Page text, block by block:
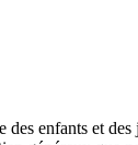
enfants et